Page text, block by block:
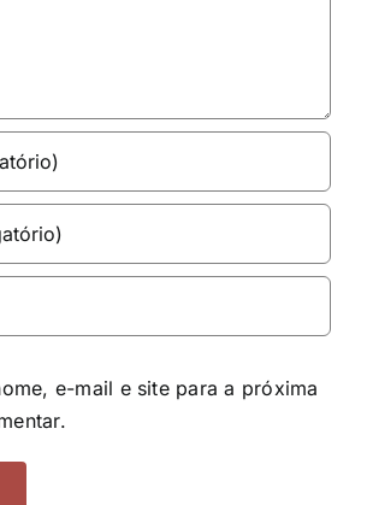
e-mail e site para a próxima